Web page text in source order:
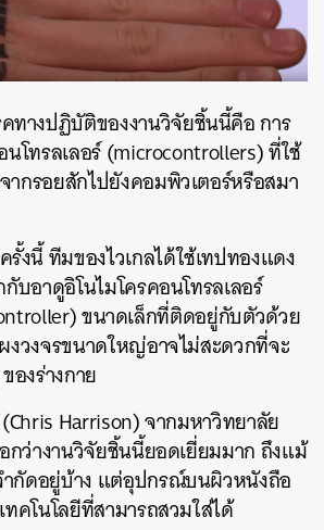
ทางปฏิบัติของงานวิจัยชิ้นนี้คือ การ
โทรลเลอร์ (microcontrollers) ที่ใช้
กรอยสักไปยังคอมพิวเตอร์หรือสมา
รั้งนี้ ทีมของไวเกลได้ใช้เทปทองแดง
บอาดูอิโนไมโครคอนโทรลเลอร์
ขนาดเล็กที่ติดอยู่กับตัวด้วย
วงจรขนาดใหญ่อาจไม่สะดวกที่จะ
องร่างกาย
Harrison) จากมหาวิทยาลัย
กว่างานวิจัยชิ้นนี้ยอดเยี่ยมมาก ถึงแม้
กัดอยู่บ้าง แต่อุปกรณ์บนผิวหนังถือ
คโนโลยีที่สามารถสวมใส่ได้